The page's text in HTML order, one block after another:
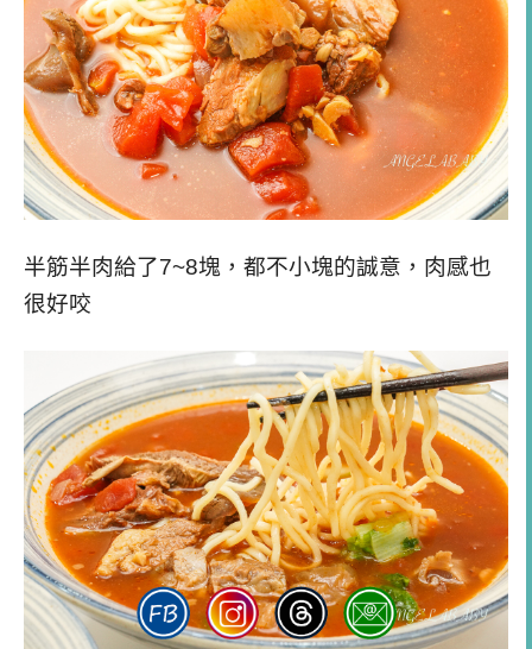
半筋半肉給了7~8塊，都不小塊的誠意，肉感也
很好咬